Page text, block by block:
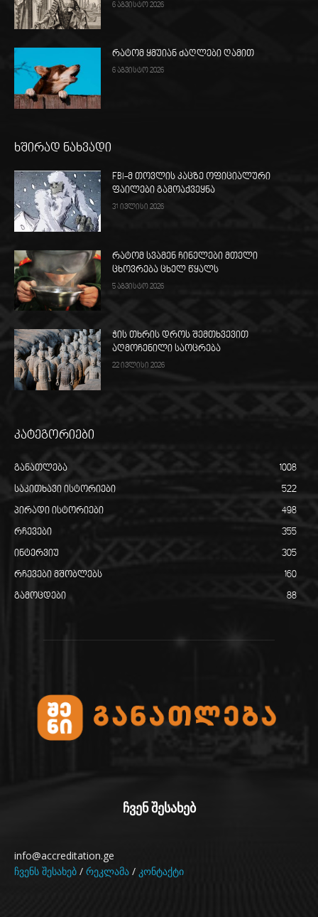
6 აგვისტო 2026
რატომ ყმუიან ძაღლები ღამით
6 აგვისტო 2026
ხშირად ნახვადი
FBI-მ თოვლის კაცზე ოფიციალური
ფაილები გამოაქვეყნა
31 ივლისი 2026
რატომ სვამენ ჩინელები მთელი
ცხოვრება ცხელ წყალს
5 აგვისტო 2026
ჭის თხრის დროს შემთხვევით
აღმოჩენილი საოცრება
22 ივლისი 2026
კატეგორიები
განათლება 1008
საკითხავი ისტორიები 522
პირადი ისტორიები 498
რჩევები 355
ინტერვიუ 305
რჩევები მშობლებს 160
გამოცდები 88
ჩვენ შესახებ
info@accreditation.ge
ჩვენს შესახებ / რეკლამა / კონტაქტი